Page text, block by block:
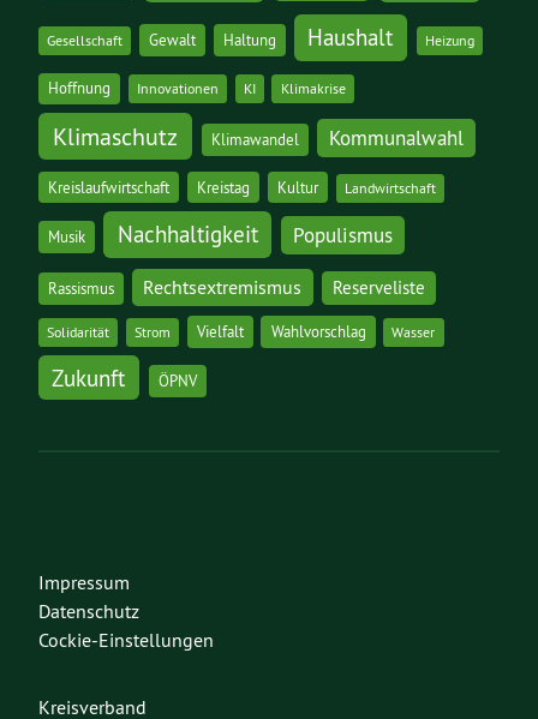
Gesellschaft Gewalt Haltung Haushalt Heizung
Hoffnung Innovationen KI Klimakrise
Klimaschutz Klimawandel Kommunalwahl
Kreislaufwirtschaft Kreistag Kultur Landwirtschaft
Musik Nachhaltigkeit Populismus
Rassismus Rechtsextremismus Reserveliste
Solidarität Strom Vielfalt Wahlvorschlag Wasser
Zukunft ÖPNV
Impressum
Datenschutz
Cockie-Einstellungen
Kreisverband